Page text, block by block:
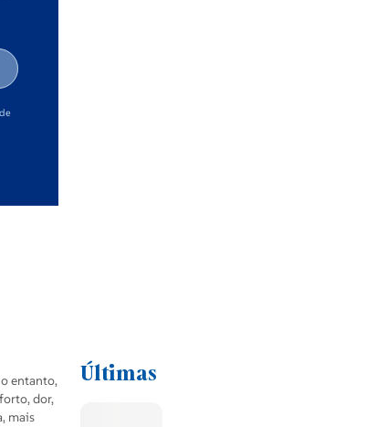
entanto,
dor,
mais
Últimas